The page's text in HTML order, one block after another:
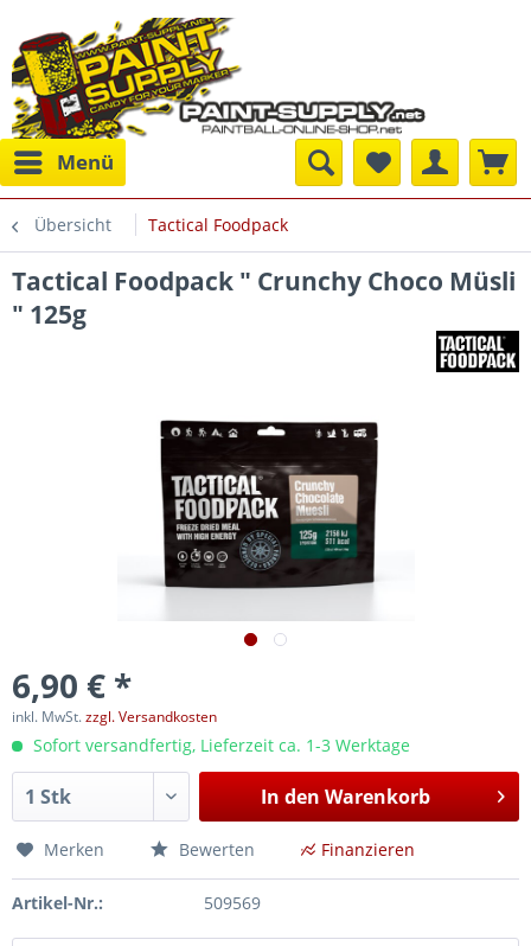
Menü
Übersicht Tactical Foodpack
Tactical Foodpack " Crunchy Choco Müsli
" 125g
6,90 € *
inkl. MwSt.zzgl. Versandkosten
Sofort versandfertig, Lieferzeit ca. 1-3 Werktage
In den Warenkorb
Merken Bewerten Finanzieren
Artikel-Nr.: 509569